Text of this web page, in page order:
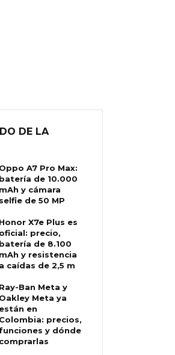
DE LA
Oppo A7 Pro Max:
batería de 10.000
mAh y cámara
selfie de 50 MP
Honor X7e Plus es
oficial: precio,
batería de 8.100
mAh y resistencia
a caídas de 2,5 m
Ray-Ban Meta y
Oakley Meta ya
están en
Colombia: precios,
funciones y dónde
comprarlas